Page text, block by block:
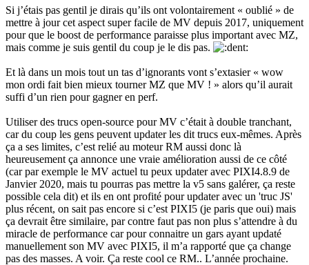
Si j’étais pas gentil je dirais qu’ils ont volontairement « oublié » de
mettre à jour cet aspect super facile de MV depuis 2017, uniquement
pour que le boost de performance paraisse plus important avec MZ,
mais comme je suis gentil du coup je le dis pas.
Et là dans un mois tout un tas d’ignorants vont s’extasier « wow
mon ordi fait bien mieux tourner MZ que MV ! » alors qu’il aurait
suffi d’un rien pour gagner en perf.
Utiliser des trucs open-source pour MV c’était à double tranchant,
car du coup les gens peuvent updater les dit trucs eux-mêmes. Après
ça a ses limites, c’est relié au moteur RM aussi donc là
heureusement ça annonce une vraie amélioration aussi de ce côté
(car par exemple le MV actuel tu peux updater avec PIXI4.8.9 de
Janvier 2020, mais tu pourras pas mettre la v5 sans galérer, ça reste
possible cela dit) et ils en ont profité pour updater avec un 'truc JS'
plus récent, on sait pas encore si c’est PIXI5 (je paris que oui) mais
ça devrait être similaire, par contre faut pas non plus s’attendre à du
miracle de performance car pour connaitre un gars ayant updaté
manuellement son MV avec PIXI5, il m’a rapporté que ça change
pas des masses. A voir. Ça reste cool ce RM.. L’année prochaine.